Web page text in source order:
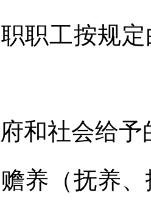
职职工按规
府和社会给
赡养（抚养